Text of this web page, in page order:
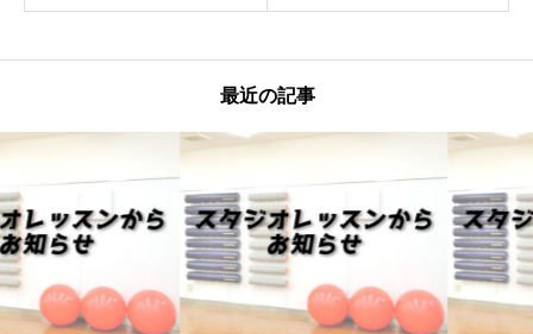
最近の記事